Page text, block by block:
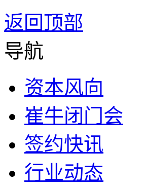
返回顶部
导航
资本风向
崔牛闭门会
签约快讯
行业动态